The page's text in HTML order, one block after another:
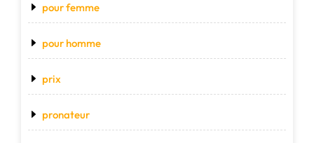
pour femme
pour homme
prix
pronateur